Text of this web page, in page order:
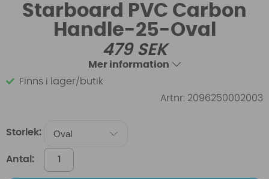
Starboard PVC Carbon
Handle-25-Oval
479SEK
Mer information
Finns i lager/butik
Artnr: 2096250002003
Storlek:
Antal: